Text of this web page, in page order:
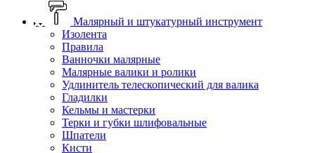
Малярный и штукатурный инструмент
Изолента
Правила
Ванночки малярные
Малярные валики и ролики
Удлинитель телескопический для валика
Гладилки
Кельмы и мастерки
Терки и губки шлифовальные
Шпатели
Кисти